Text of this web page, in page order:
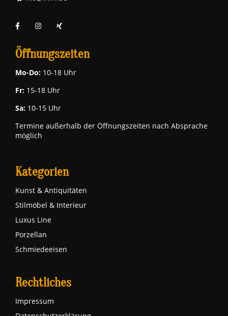
Öffnungszeiten
Mo-Do: 10-18 Uhr
Fr: 15-18 Uhr
Sa: 10-15 Uhr
Termine außerhalb der Öffnungszeiten nach Absprache
möglich
Kategorien
Kunst & Antiquitäten
Stilmöbel & Interieur
Luxus Line
Porzellan
Schmiedeeisen
Rechtliches
Impressum